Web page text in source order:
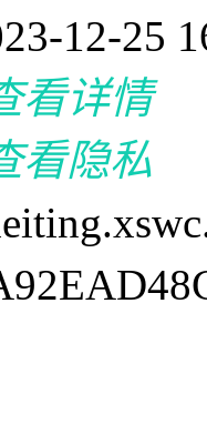
12-25
看详情
看隐私